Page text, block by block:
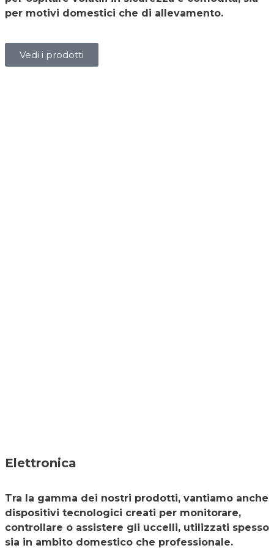
per motivi domestici che di allevamento.
Vedi i prodotti
Elettronica
Tra la gamma dei nostri prodotti, vantiamo anche
dispositivi tecnologici creati per monitorare,
controllare o assistere gli uccelli, utilizzati spesso
sia in ambito domestico che professionale.